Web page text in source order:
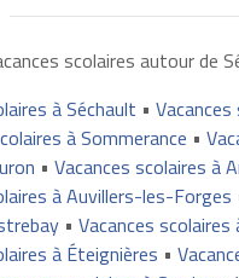
scolaires autour de
à Séchault • Vacances
à Sommerance •
• Vacances scolaires à
à Auvillers-les-Forges
• Vacances scolaires
à Éteignières •